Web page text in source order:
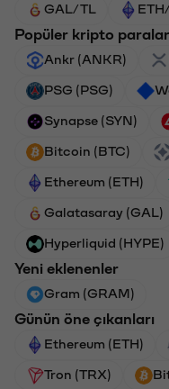
GAL/TL
Popüler kripto paralar
Ankr (ANKR)
PSG (PSG)
Synapse (SYN)
Bitcoin (BTC)
Ethereum (ETH)
Galatasaray (GAL)
Hyperliquid (HYPE)
Yeni eklenenler
Gram (GRAM)
Günün öne çıkanları
Ethereum (ETH)
Tron (TRX)